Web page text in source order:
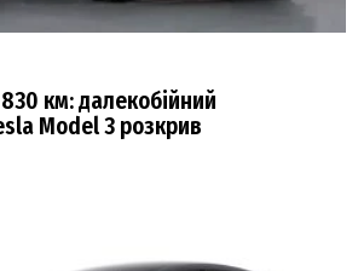
км: далекобійний
Model 3 розкрив